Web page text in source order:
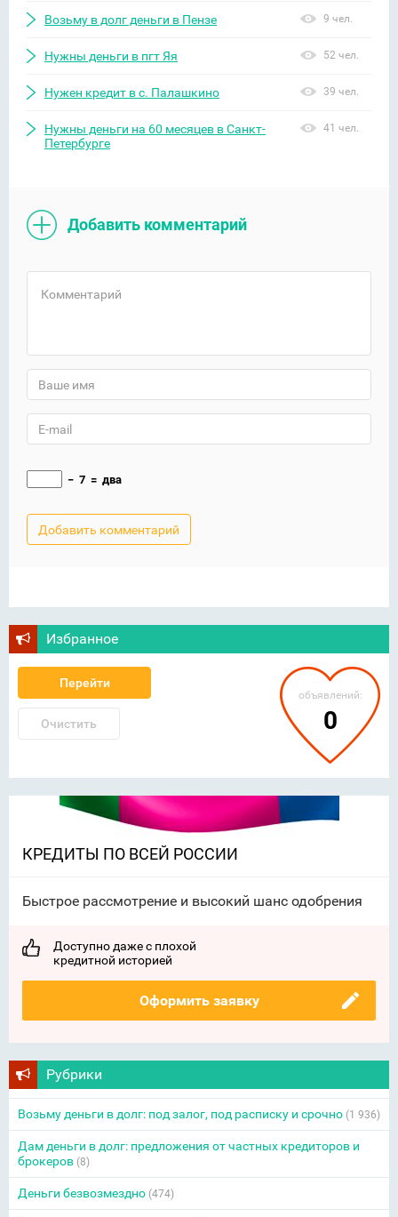
Возьму в долг деньги в Пензе 9 чел.
Нужны деньги в пгт Яя 52 чел.
Нужен кредит в с. Палашкино 39 чел.
Нужны деньги на 60 месяцев в Санкт-
Петербурге
41 чел.
Добавить комментарий
− 7 = два
Избранное
Перейти
Очистить
объявлений:
0
КРЕДИТЫ ПО ВСЕЙ РОССИИ
Быстрое рассмотрение и высокий шанс одобрения
Доступно даже с плохой
кредитной историей
Оформить заявку
Рубрики
Возьму деньги в долг: под залог, под расписку и срочно (1 936)
Дам деньги в долг: предложения от частных кредиторов и
брокеров (8)
Деньги безвозмездно (474)